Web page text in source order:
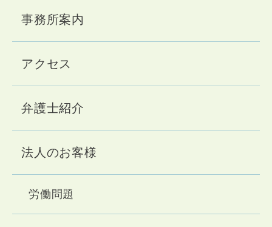
るため、お問い合わせフォームに記入された
内容をサーバー管理者およびその業務受託者
に提供するほかは、ご利用者様の個人情報
のとします。
●法令に基づき開示を求められた場合
事務所案内
アクセス
弁護士紹介
法人のお客様
労働問題